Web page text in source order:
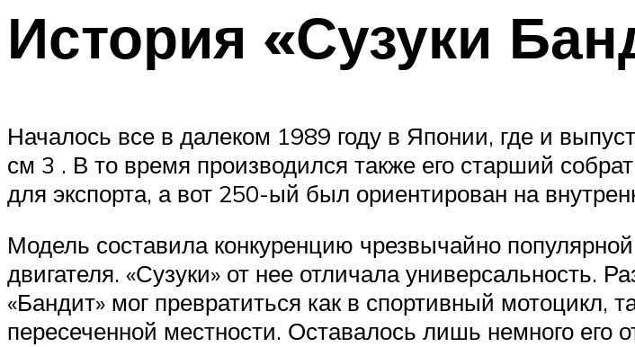
История «Сузуки
Началось все в далеком 1989 году в Японии, где и
см 3 . В то время производился также его старший
для экспорта, а вот 250-ый был ориентирован на
Модель составила конкуренцию чрезвычайно
двигателя. «Сузуки» от нее отличала
«Бандит» мог превратиться как в спортивный мотоцикл,
пересеченной местности. Оставалось лишь немного его